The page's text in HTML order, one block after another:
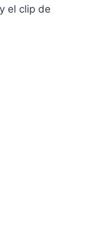
el clip de